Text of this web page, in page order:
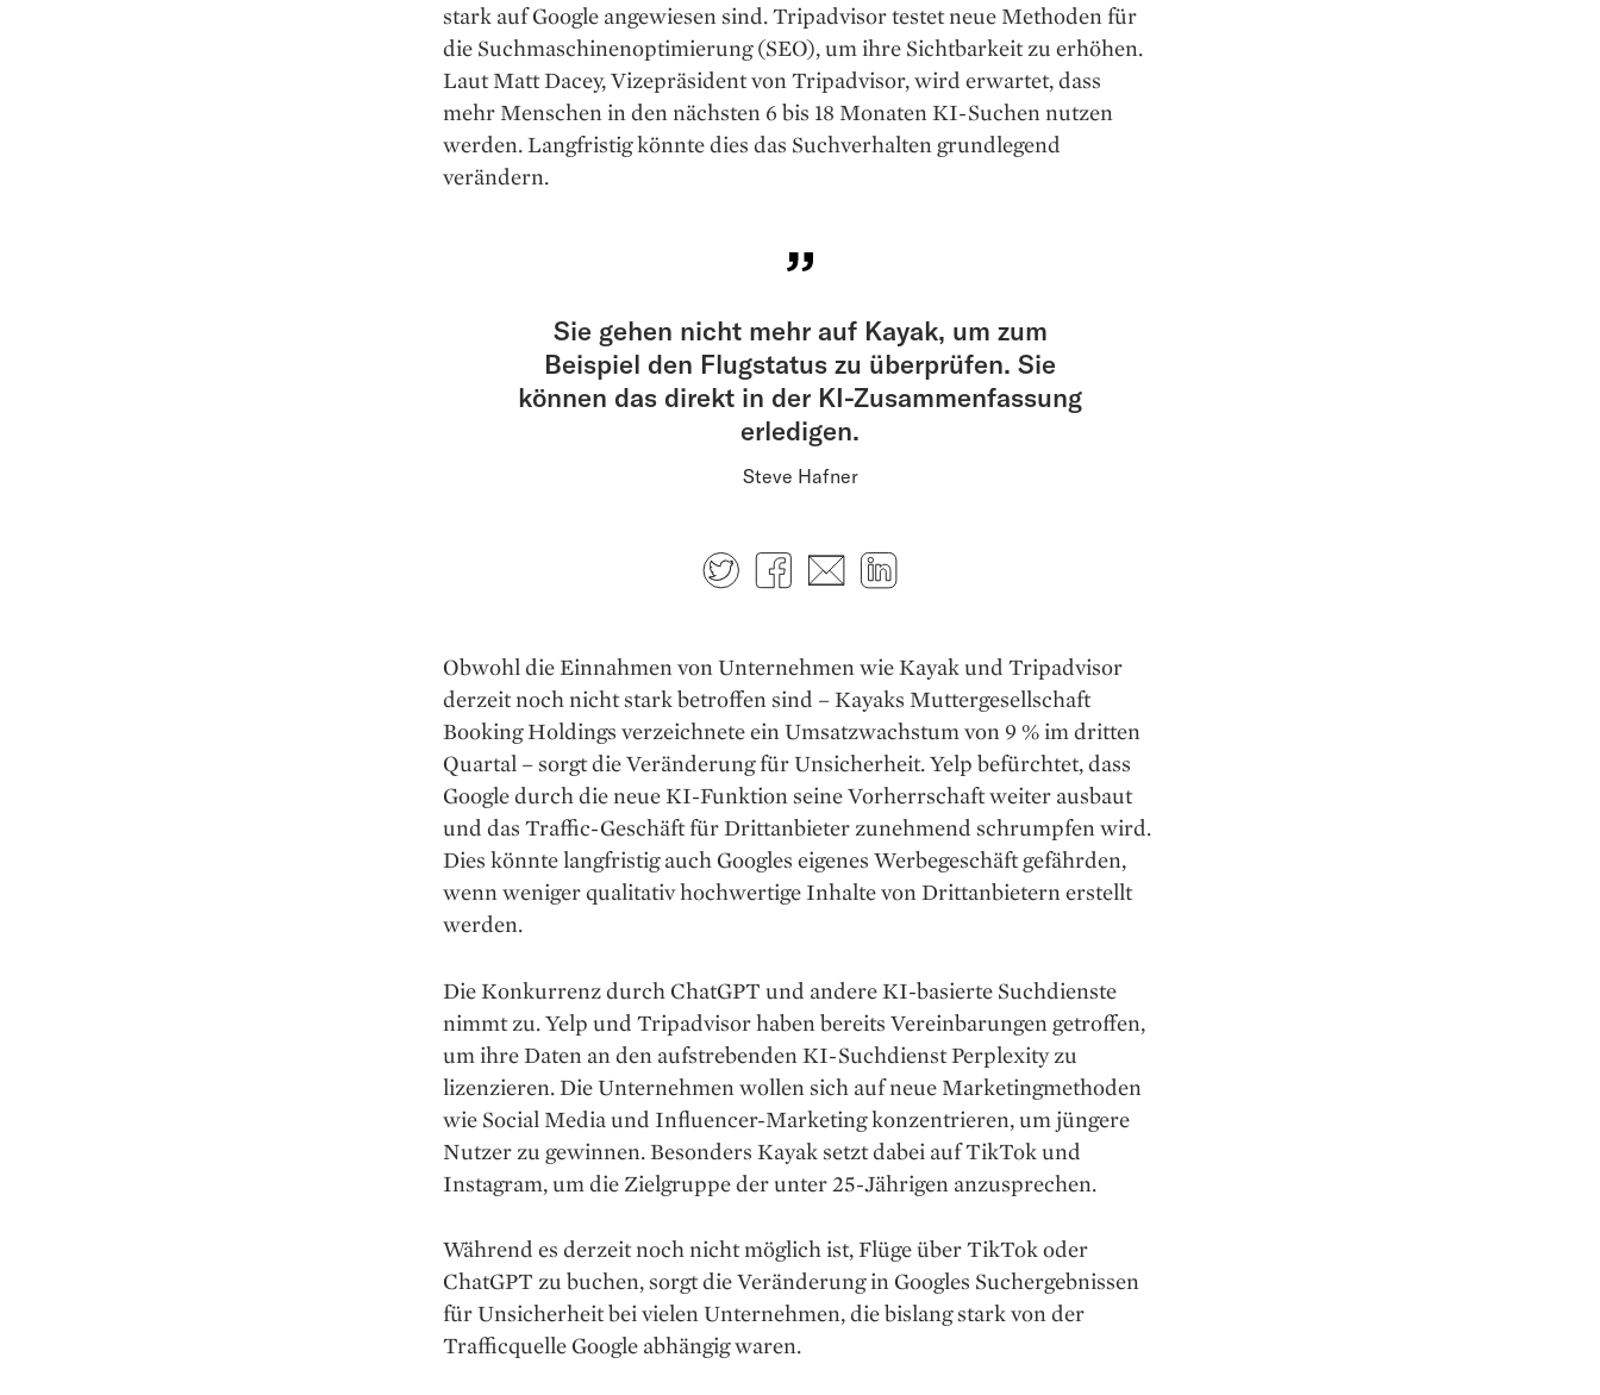
stark auf Google angewiesen sind. Tripadvisor testet neue Methoden für
die Suchmaschinenoptimierung (SEO), um ihre Sichtbarkeit zu erhöhen.
Laut Matt Dacey, Vizepräsident von Tripadvisor, wird erwartet, dass
mehr Menschen in den nächsten 6 bis 18 Monaten KI-Suchen nutzen
werden. Langfristig könnte dies das Suchverhalten grundlegend
verändern.
Sie gehen nicht mehr auf Kayak, um zum
Beispiel den Flugstatus zu überprüfen. Sie
können das direkt in der KI-Zusammenfassung
erledigen.
Steve Hafner
TwitterFacebook
E-mail
Obwohl die Einnahmen von Unternehmen wie Kayak und Tripadvisor
derzeit noch nicht stark betroffen sind – Kayaks Muttergesellschaft
Booking Holdings verzeichnete ein Umsatzwachstum von 9 % im dritten
Quartal – sorgt die Veränderung für Unsicherheit. Yelp befürchtet, dass
Google durch die neue KI-Funktion seine Vorherrschaft weiter ausbaut
und das Traffic-Geschäft für Drittanbieter zunehmend schrumpfen wird.
Dies könnte langfristig auch Googles eigenes Werbegeschäft gefährden,
wenn weniger qualitativ hochwertige Inhalte von Drittanbietern erstellt
werden.
Die Konkurrenz durch ChatGPT und andere KI-basierte Suchdienste
nimmt zu. Yelp und Tripadvisor haben bereits Vereinbarungen getroffen,
um ihre Daten an den aufstrebenden KI-Suchdienst Perplexity zu
lizenzieren. Die Unternehmen wollen sich auf neue Marketingmethoden
wie Social Media und Influencer-Marketing konzentrieren, um jüngere
Nutzer zu gewinnen. Besonders Kayak setzt dabei auf TikTok und
Instagram, um die Zielgruppe der unter 25-Jährigen anzusprechen.
Während es derzeit noch nicht möglich ist, Flüge über TikTok oder
ChatGPT zu buchen, sorgt die Veränderung in Googles Suchergebnissen
für Unsicherheit bei vielen Unternehmen, die bislang stark von der
Trafficquelle Google abhängig waren.